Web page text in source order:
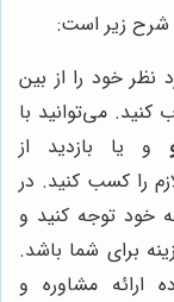
شرح زیر است:
نظر خود را از بین
می‌توانید با
و یا بازدید از
را کسب کنید. در
خود توجه کنید و
برای شما باشد.
ارائه مشاوره و